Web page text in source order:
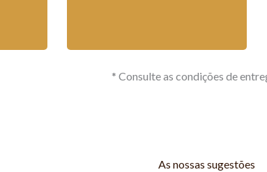
* Consulte as condições de
As nossas sugestões